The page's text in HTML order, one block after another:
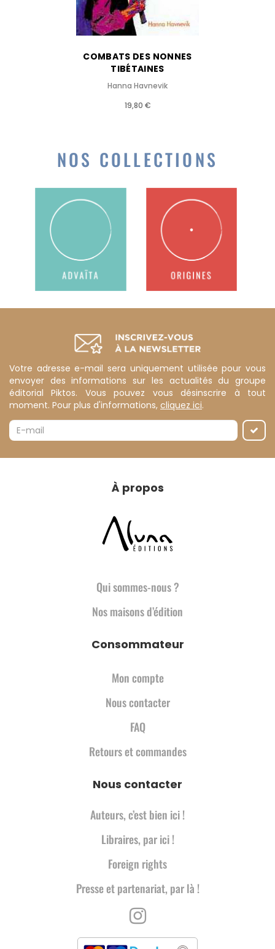
COMBATS DES NONNES
TIBÉTAINES
Hanna Havnevik
19,80 €
NOS COLLECTIONS
Votre adresse e-mail sera uniquement utilisée pour vous
envoyer des informations sur les actualités du groupe
éditorial Piktos. Vous pouvez vous désinscrire à tout
moment. Pour plus d'informations, cliquez ici.
À propos
Qui sommes-nous ?
Nos maisons d’édition
Consommateur
Mon compte
Nous contacter
FAQ
Retours et commandes
Nous contacter
Auteurs, c’est bien ici !
Libraires, par ici !
Foreign rights
Presse et partenariat, par là !